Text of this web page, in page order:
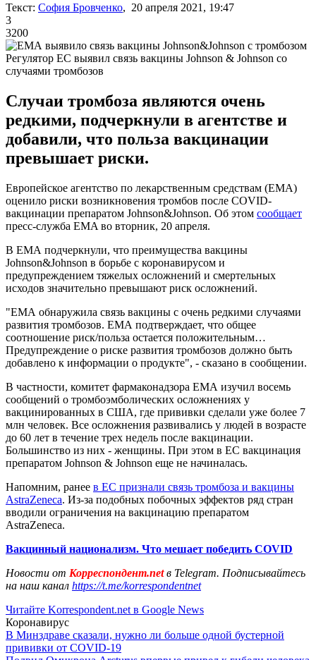
Текст: София Бровченко, 20 апреля 2021, 19:47
3
3200
Регулятор ЕС выявил связь вакцины Johnson & Johnson со
случаями тромбозов
Случаи тромбоза являются очень
редкими, подчеркнули в агентстве и
добавили, что польза вакцинации
превышает риски.
Европейское агентство по лекарственным средствам (ЕМА)
оценило риски возникновения тромбов после COVID-
вакцинации препаратом Johnson&Johnson. Об этом сообщает
пресс-служба EMA во вторник, 20 апреля.
В ЕМА подчеркнули, что преимущества вакцины
Johnson&Johnson в борьбе с коронавирусом и
предупреждением тяжелых осложнений и смертельных
исходов значительно превышают риск осложнений.
"ЕМА обнаружила связь вакцины с очень редкими случаями
развития тромбозов. ЕМА подтверждает, что общее
соотношение риск/польза остается положительным…
Предупреждение о риске развития тромбозов должно быть
добавлено к информации о продукте", - сказано в сообщении.
В частности, комитет фармаконадзора ЕМА изучил восемь
сообщений о тромбоэмболических осложнениях у
вакцинированных в США, где прививки сделали уже более 7
млн человек. Все осложнения развивались у людей в возрасте
до 60 лет в течение трех недель после вакцинации.
Большинство из них - женщины. При этом в ЕС вакцинация
препаратом Johnson & Johnson еще не начиналась.
Напомним, ранее в ЕС признали связь тромбоза и вакцины
AstraZeneca. Из-за подобных побочных эффектов ряд стран
вводили ограничения на вакцинацию препаратом
AstraZeneca.
Вакцинный национализм. Что мешает победить COVID
Новости от Корреспондент.netв Telegram. Подписывайтесь
на наш канал https://t.me/korrespondentnet
Читайте Korrespondent.net в Google News
Коронавирус
В Минздраве сказали, нужно ли больше одной бустерной
прививки от COVID-19